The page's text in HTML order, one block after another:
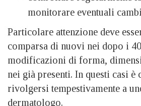
monitorare eventuali
Particolare attenzione deve
comparsa di nuovi nei dopo i
modificazioni di forma,
nei già presenti. In questi casi
rivolgersi tempestivamente a
dermatologo.